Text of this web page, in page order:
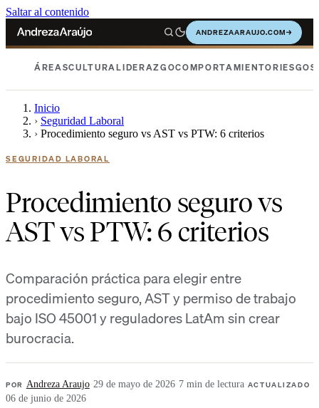
Saltar al contenido
ANDREZAARAUJO.COM→
ÁREASCULTURALIDERAZGOCOMPORTAMIENTORIESGOS
Inicio
› Seguridad Laboral
› Procedimiento seguro vs AST vs PTW: 6 criterios
SEGURIDAD LABORAL
Procedimiento seguro vs
AST vs PTW: 6 criterios
Comparación práctica para elegir entre
procedimiento seguro, AST y permiso de trabajo
bajo ISO 45001 y reguladores LatAm sin crear
burocracia.
POR Andreza Araujo·29 de mayo de 2026· 7 min de lectura·ACTUALIZADO
06 de junio de 2026